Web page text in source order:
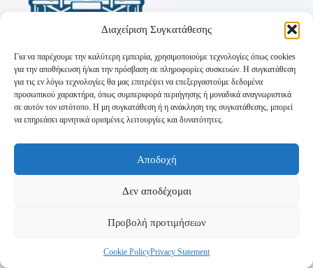
Διαχείριση Συγκατάθεσης
Για να παρέχουμε την καλύτερη εμπειρία, χρησιμοποιούμε τεχνολογίες όπως cookies
για την αποθήκευση ή/και την πρόσβαση σε πληροφορίες συσκευών. Η συγκατάθεση
για τις εν λόγω τεχνολογίες θα μας επιτρέψει να επεξεργαστούμε δεδομένα
προσωπικού χαρακτήρα, όπως συμπεριφορά περιήγησης ή μοναδικά αναγνωριστικά
σε αυτόν τον ιστότοπο. Η μη συγκατάθεση ή η ανάκληση της συγκατάθεσης, μπορεί
να επηρεάσει αρνητικά ορισμένες λειτουργίες και δυνατότητες.
Αποδοχή
Δεν αποδέχομαι
Προβολή προτιμήσεων
Cookie PolicyPrivacy Statement
Πολιτική Απορρήτου
Τρόποι Αποστολής
Τρόποι Πληρωμής